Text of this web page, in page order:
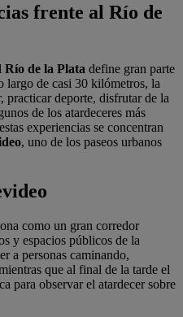
frente al Río de
Río de la Plata define gran parte
largo de casi 30 kilómetros, la
practicar deporte, disfrutar de la
de los atardeceres más
experiencias se concentran
, uno de los paseos urbanos
como un gran corredor
y espacios públicos de la
a personas caminando,
que al final de la tarde el
para observar el atardecer sobre